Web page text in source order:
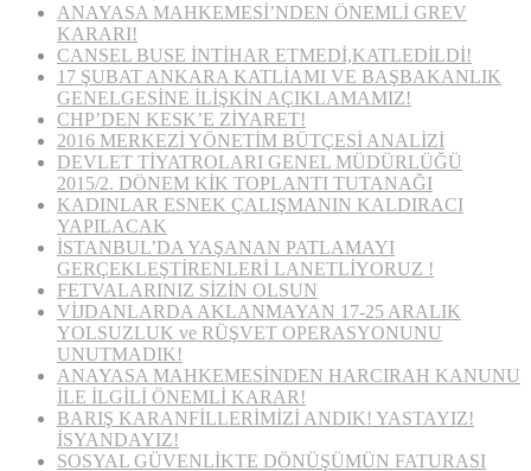
ANAYASA MAHKEMESİ’NDEN ÖNEMLİ GREV
KARARI!
CANSEL BUSE İNTİHAR ETMEDİ,KATLEDİLDİ!
17 ŞUBAT ANKARA KATLİAMI VE BAŞBAKANLIK
GENELGESİNE İLİŞKİN AÇIKLAMAMIZ!
CHP’DEN KESK’E ZİYARET!
2016 MERKEZİ YÖNETİM BÜTÇESİ ANALİZİ
DEVLET TİYATROLARI GENEL MÜDÜRLÜĞÜ
2015/2. DÖNEM KİK TOPLANTI TUTANAĞI
KADINLAR ESNEK ÇALIŞMANIN KALDIRACI
YAPILACAK
İSTANBUL’DA YAŞANAN PATLAMAYI
GERÇEKLEŞTİRENLERİ LANETLİYORUZ !
FETVALARINIZ SİZİN OLSUN
VİJDANLARDA AKLANMAYAN 17-25 ARALIK
YOLSUZLUK ve RÜŞVET OPERASYONUNU
UNUTMADIK!
ANAYASA MAHKEMESİNDEN HARCIRAH KANUNU
İLE İLGİLİ ÖNEMLİ KARAR!
BARIŞ KARANFİLLERİMİZİ ANDIK! YASTAYIZ!
İSYANDAYIZ!
SOSYAL GÜVENLİKTE DÖNÜŞÜMÜN FATURASI